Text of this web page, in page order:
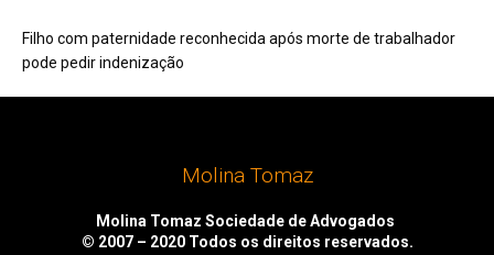
Filho com paternidade reconhecida após morte de trabalhador
pode pedir indenização
Molina Tomaz
Molina Tomaz Sociedade de Advogados
© 2007 – 2020 Todos os direitos reservados.